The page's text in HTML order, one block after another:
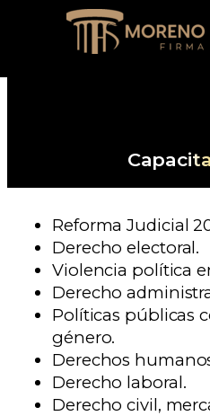
Reforma Judicial
Derecho electoral.
Violencia política
Derecho
Políticas públicas
género.
Derechos
Derecho laboral.
Derecho civil,